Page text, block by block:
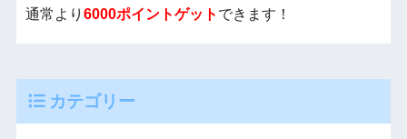
通常より 6000ポイントゲット できます！
カテゴリー